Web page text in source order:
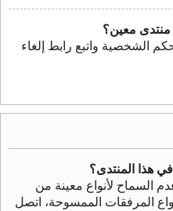
منتدى معين؟
الشخصية واتبع رابط إلغاء
هذا المنتدى؟
السماح لأنواع معينة من
المرفقات الممسوحة، اتصل